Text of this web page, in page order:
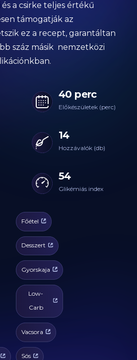
és a csirke teljes értékű
támogatják az
ez a recept, garantáltan
száz másik nemzetközi
40 perc
Előkészületek (perc)
14
Hozzávalók (db)
54
Glikémiás index
Főétel
Desszert
Gyorskaja
Low-
Carb
Vacsora
Sós